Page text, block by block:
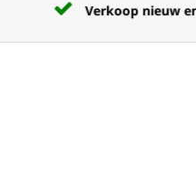
Verkoop nieuw en